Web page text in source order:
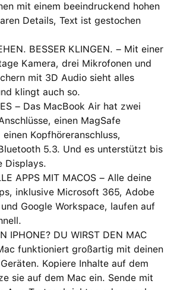
mit einem beein­druckend hohen
Details, Text ist gestochen
BESSER KLINGEN. – Mit einer
Kamera, drei Mikrofonen und
mit 3D Audio sieht alles
klingt auch so.
– Das MacBook Air hat zwei
einen MagSafe
einen Kopfhöreranschluss,
5.3. Und es unterstützt bis
Displays.
APPS MIT MACOS – Alle deine
inklusive Microsoft 365, Adobe
Google Workspace, laufen auf
IPHONE? DU WIRST DEN MAC
funktioniert großartig mit deinen
Kopiere Inhalte auf dem
sie auf dem Mac ein. Sende mit